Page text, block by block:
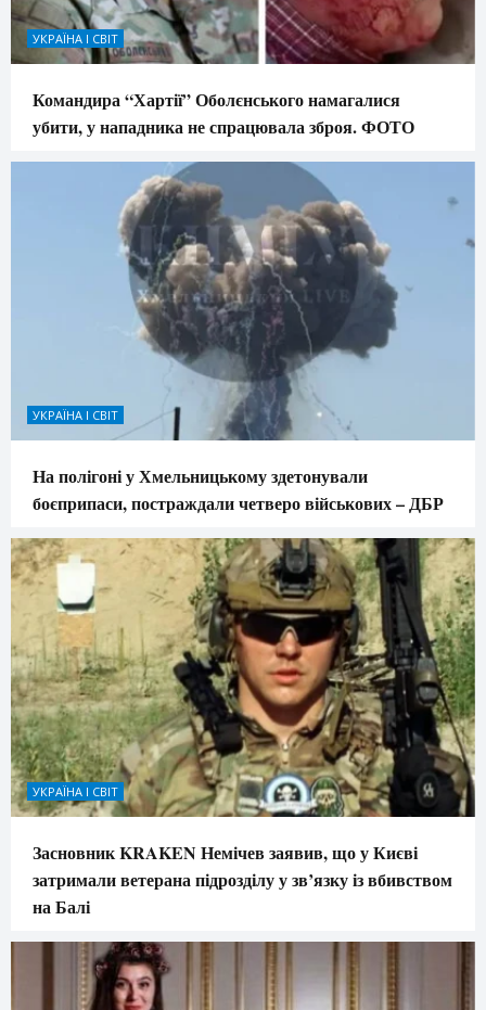
УКРАЇНА І СВІТ
Командира “Хартії” Оболєнського намагалися
убити, у нападника не спрацювала зброя. ФОТО
УКРАЇНА І СВІТ
На полігоні у Хмельницькому здетонували
боєприпаси, постраждали четверо військових – ДБР
УКРАЇНА І СВІТ
Засновник KRAKEN Немічев заявив, що у Києві
затримали ветерана підрозділу у зв’язку із вбивством
на Балі